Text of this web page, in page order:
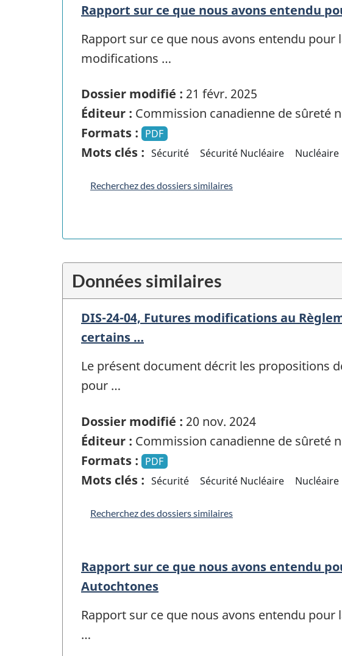
Rapport sur ce que nous avons entendu
Rapport sur ce que nous avons entendu
modifications …
Dossier modifié : 21 févr. 2025
Éditeur : Commission canadienne de sûreté
Formats : PDF
Mots clés : Sécurité Sécurité Nucléaire Nucléaire
Recherchez des dossiers similaires
Données similaires
DIS-24-04, Futures modifications au
certains …
Le présent document décrit les propositions
pour …
Dossier modifié : 20 nov. 2024
Éditeur : Commission canadienne de sûreté
Formats : PDF
Mots clés : Sécurité Sécurité Nucléaire Nucléaire
Recherchez des dossiers similaires
Rapport sur ce que nous avons entendu
Autochtones
Rapport sur ce que nous avons entendu
…